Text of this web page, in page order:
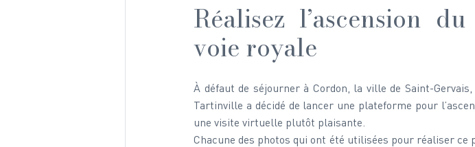
Réalisez l’ascension
voie royale
À défaut de séjourner à Cordon, la ville de Saint-
Tartinville a décidé de lancer une plateforme pour
une visite virtuelle plutôt plaisante.
Chacune des photos qui ont été utilisées pour réaliser